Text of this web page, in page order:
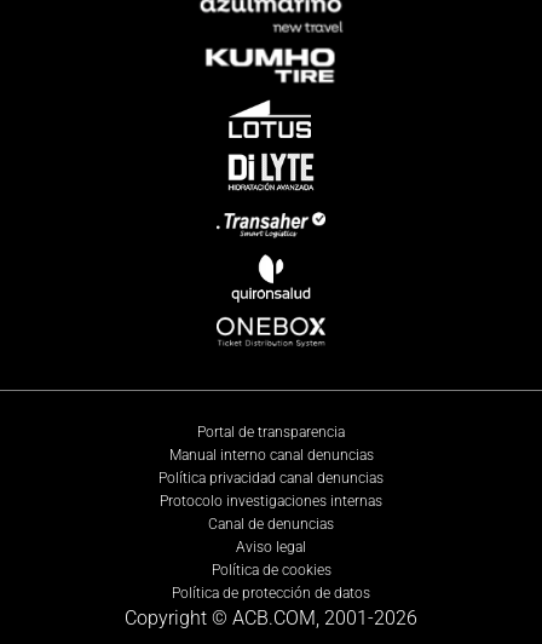
Portal de transparencia
Manual interno canal denuncias
Política privacidad canal denuncias
Protocolo investigaciones internas
Canal de denuncias
Aviso legal
Política de cookies
Política de protección de datos
Copyright © ACB.COM, 2001-2026